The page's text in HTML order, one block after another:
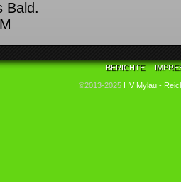
Bald.
BERICHTE
©2013-2025 HV Mylau -